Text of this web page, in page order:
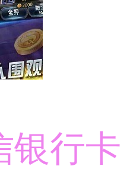
银行卡